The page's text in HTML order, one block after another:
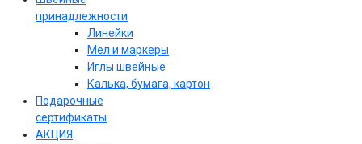
принадлежности
Линейки
Мел и маркеры
Иглы швейные
Калька, бумага, картон
Подарочные
сертификаты
АКЦИЯ